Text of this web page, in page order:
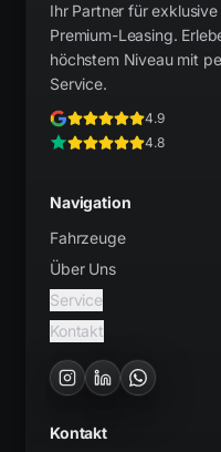
Ihr Partner für
Premium-Leasing.
höchstem Niveau mit
Service.
4.9
4.8
Navigation
Fahrzeuge
Über Uns
Service
Kontakt
Kontakt